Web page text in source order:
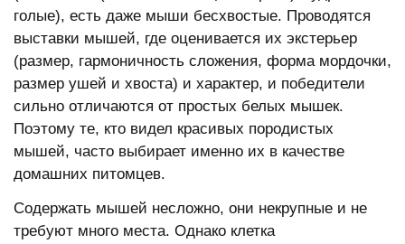
голые), есть даже мыши бесхвостые. Проводятся
выставки мышей, где оценивается их экстерьер
(размер, гармоничность сложения, форма мордочки,
размер ушей и хвоста) и характер, и победители
сильно отличаются от простых белых мышек.
Поэтому те, кто видел красивых породистых
мышей, часто выбирает именно их в качестве
домашних питомцев.
Содержать мышей несложно, они некрупные и не
требуют много места. Однако клетка